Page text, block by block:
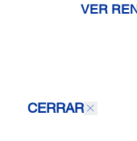
VER
CERRAR